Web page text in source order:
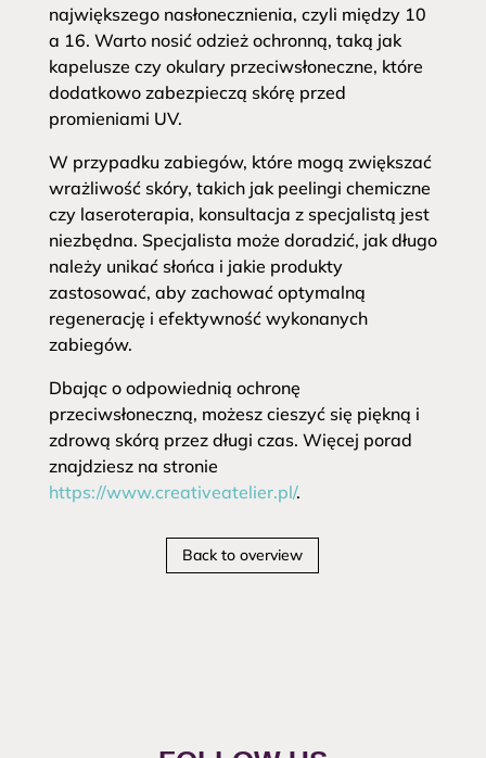
największego nasłonecznienia, czyli między 10
a 16. Warto nosić odzież ochronną, taką jak
kapelusze czy okulary przeciwsłoneczne, które
dodatkowo zabezpieczą skórę przed
promieniami UV.
W przypadku zabiegów, które mogą zwiększać
wrażliwość skóry, takich jak peelingi chemiczne
czy laseroterapia, konsultacja z specjalistą jest
niezbędna. Specjalista może doradzić, jak długo
należy unikać słońca i jakie produkty
zastosować, aby zachować optymalną
regenerację i efektywność wykonanych
zabiegów.
Dbając o odpowiednią ochronę
przeciwsłoneczną, możesz cieszyć się piękną i
zdrową skórą przez długi czas. Więcej porad
znajdziesz na stronie
https://www.creativeatelier.pl/.
Back to overview